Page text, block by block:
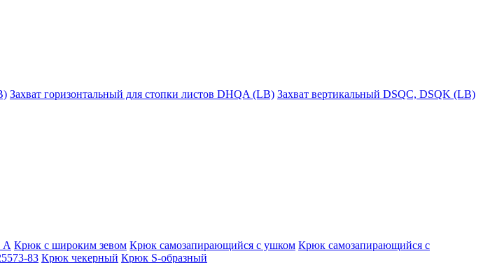
Захват горизонтальный для стопки листов DHQA (LB) Захват вертикальный DSQC, DSQK (LB)
А Крюк с широким зевом Крюк самозапирающийся с ушком Крюк самозапирающийся с
83 Крюк чекерный Крюк S-образный